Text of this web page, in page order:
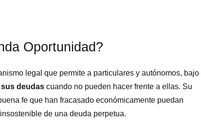
Oportunidad?
legal que permite a particulares y autónomos, bajo
deudas cuando no pueden hacer frente a ellas. Su
fe que han fracasado económicamente puedan
de una deuda perpetua.